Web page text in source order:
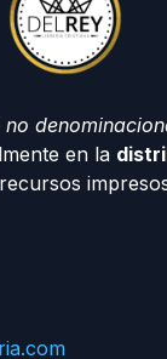
no
en la